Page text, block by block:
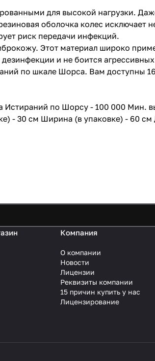
для высокой нагрузки.
оболочка колес
риск передачи инфекций.
Этот материал широко
и не боится
по шкале Шорса. Вам доступны
по Шорсу - 100 000 Мин.
- 30 см Ширина (в упаковке) - 60
Компания
О компании
Новости
Лицензии
Реквизиты компании
15 причин купить у нас
Лицензирование